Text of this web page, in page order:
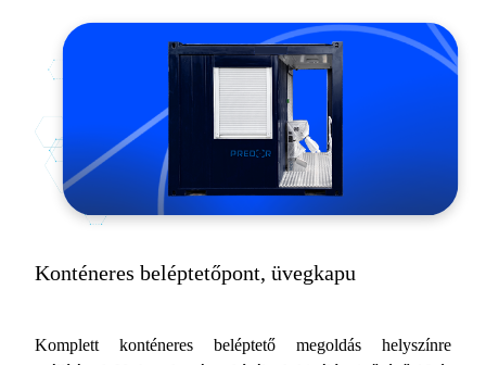
Konténeres beléptetőpont, üvegkapu
Komplett konténeres beléptető megoldás helyszínre